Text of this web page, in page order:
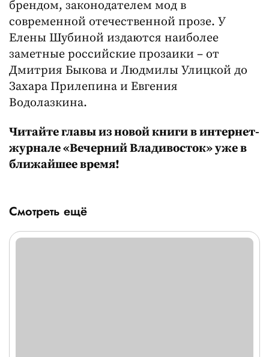
брендом, законодателем мод в
современной отечественной прозе. У
Елены Шубиной издаются наиболее
заметные российские прозаики – от
Дмитрия Быкова и Людмилы Улицкой до
Захара Прилепина и Евгения
Водолазкина.
Читайте главы из новой книги в интернет-
журнале «Вечерний Владивосток» уже в
ближайшее время!
Смотреть ещё